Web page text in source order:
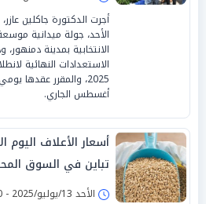
أجرت الدكتورة جاكلين
الأحد، جولة ميدانية
الانتخابية بمدينة
الاستعدادات النهائية
أغسطس الجاري.
تباين في السوق
الأحد 13/يوليو/2025 - 10:30 ص